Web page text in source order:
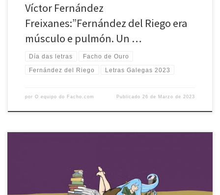
Víctor Fernández
Freixanes:”Fernández del Riego era
músculo e pulmón. Un …
Día das letras Facho de Ouro
Fernández del Riego Letras Galegas 2023
por O equipo do Facho.com Publicado 26 de Marzo de 2023
Recuperados en 2008 os premios literarios que desde os anos sesenta
convocou O FACHO enos que participaron ou gañaron moitos dos
escritores e escritoras que hoxe fan posíbel con a súaobra unha